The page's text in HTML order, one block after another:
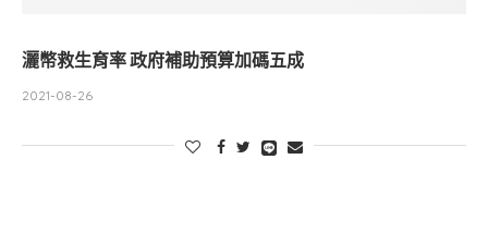
灑幣救生育率 政府補助預算加碼五成
2021-08-26